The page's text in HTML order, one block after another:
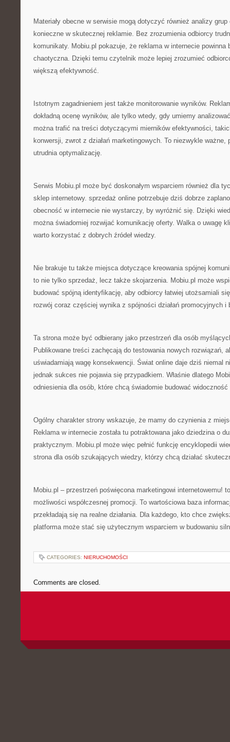
Materiały obecne w serwisie mogą dotyczyć również analizy
konieczne w skutecznej reklamie. Bez zrozumienia odbiorcy
komunikaty. Mobiu.pl pokazuje, że reklama w internecie powinna
chaotyczna. Dzięki temu czytelnik może lepiej zrozumieć
większą efektywność.
Istotnym zagadnieniem jest także monitorowanie wyników.
dokładną ocenę wyników, ale tylko wtedy, gdy umiemy
można trafić na treści dotyczącymi mierników efektywności,
konwersji, zwrot z działań marketingowych. To niezwykle ważne,
utrudnia optymalizację.
Serwis Mobiu.pl może być doskonałym wsparciem również dla
sklep internetowy. sprzedaż online potrzebuje dziś dobrze
obecność w internecie nie wystarczy, by wyróżnić się. Dzięki
można świadomiej rozwijać komunikację oferty. Walka o uwagę
warto korzystać z dobrych źródeł wiedzy.
Nie brakuje tu także miejsca dotyczące kreowania spójnej
to nie tylko sprzedaż, lecz także skojarzenia. Mobiu.pl może
budować spójną identyfikację, aby odbiorcy łatwiej utożsamiali
rozwój coraz częściej wynika z spójności działań promocyjnych i
Ta strona może być odbierany jako przestrzeń dla osób
Publikowane treści zachęcają do testowania nowych rozwiązań,
uświadamiają wagę konsekwencji. Świat online daje dziś niemal
jednak sukces nie pojawia się przypadkiem. Właśnie dlatego
odniesienia dla osób, które chcą świadomie budować
Ogólny charakter strony wskazuje, że mamy do czynienia z
Reklama w internecie została tu potraktowana jako dziedzina o
praktycznym. Mobiu.pl może więc pełnić funkcję encyklopedii
strona dla osób szukających wiedzy, którzy chcą działać
Mobiu.pl – przestrzeń poświęcona marketingowi internetowemu!
możliwości współczesnej promocji. To wartościowa baza
przekładają się na realne działania. Dla każdego, kto chce
platforma może stać się użytecznym wsparciem w budowaniu
CATEGORIES: NIERUCHOMOŚCI
Comments are closed.